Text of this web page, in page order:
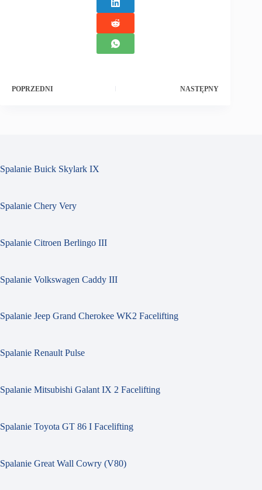
POPRZEDNI NASTĘPNY
Spalanie Buick Skylark IX
Spalanie Chery Very
Spalanie Citroen Berlingo III
Spalanie Volkswagen Caddy III
Spalanie Jeep Grand Cherokee WK2 Facelifting
Spalanie Renault Pulse
Spalanie Mitsubishi Galant IX 2 Facelifting
Spalanie Toyota GT 86 I Facelifting
Spalanie Great Wall Cowry (V80)